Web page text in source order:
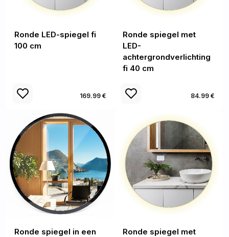
Ronde LED-spiegel fi
100 cm
169.99 €
Ronde spiegel met
LED-
achtergrondverlichting
fi 40 cm
84.99 €
Ronde spiegel in een
Ronde spiegel met